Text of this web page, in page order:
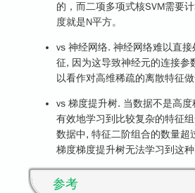
的，而二项多项式核SVM需要
度就是N平方。
vs 神经网络. 神经网络难以直
征, 因为这导致神经元的连接参
以看作对高维稀疏的离散特征
vs 梯度提升树. 当数据不是高
有效地学习到比较复杂的特征
数据中, 特征二阶组合的数量超
梯度梯度提升树无法学习到这
参考